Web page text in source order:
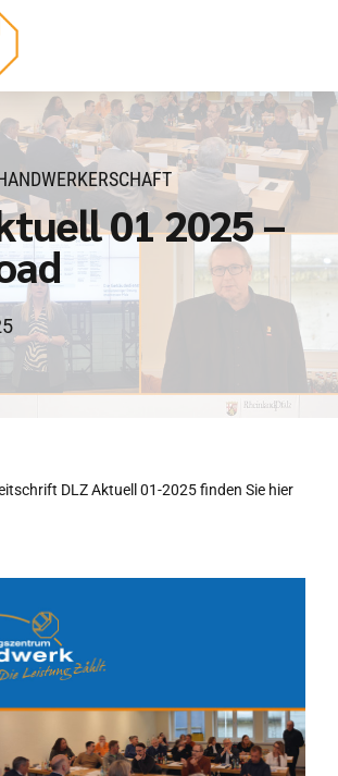
01 2025 –
DLZ Aktuell 01-2025 finden Sie hier